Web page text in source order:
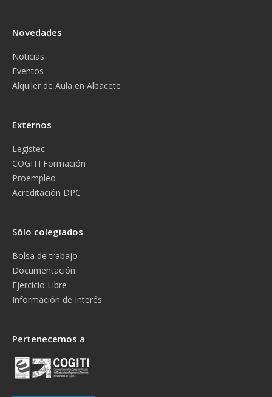
Novedades
Noticias
Eventos
Alquiler de Aula en Albacete
Externos
Legistec
COGITI Formación
Proempleo
Acreditación DPC
Sólo colegiados
Bolsa de trabajo
Documentación
Ejercicio Libre
Información de Interés
Pertenecemos a